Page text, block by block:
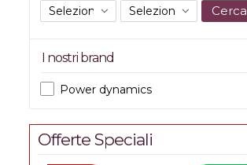
Cerca
I nostri brand
Power dynamics
Offerte Speciali